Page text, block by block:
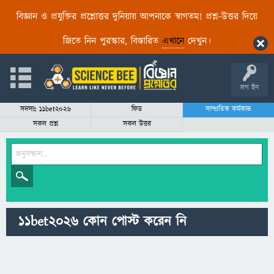
বিজ্ঞান ও প্রযুক্তির প্রশ্নোত্তর দুনিয়ায় আপনাকে স্বাগতম! প্রশ্ন-উত্তর দিয়ে
জিতে নিন পুরস্কার, বিস্তারিত এখানেদেখুন।
লগ ইন
সদস্যঃ 11bet2026 ফিড
সাম্প্রতিক কর্মকান্ড
সকল প্রশ্ন
সকল উত্তর
11bet2026 কোন পোস্ট করেন নি